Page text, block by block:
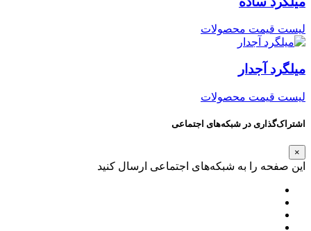
لیست قیمت محصولات
میلگرد آجدار
لیست قیمت محصولات
اشتراک‌گذاری در شبکه‌های اجتماعی
×
این صفحه را به شبکه‌های اجتماعی ارسال کنید